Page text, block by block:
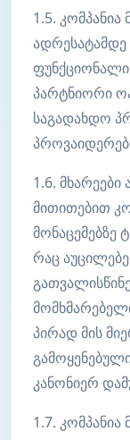
1.5. კომპანია
ადრესატამდე
პარტნიორი
საგადახდო
1.6.
მითითებით
მონაცემებზე
რაც
პირად მის
კანონიერ
1.7.